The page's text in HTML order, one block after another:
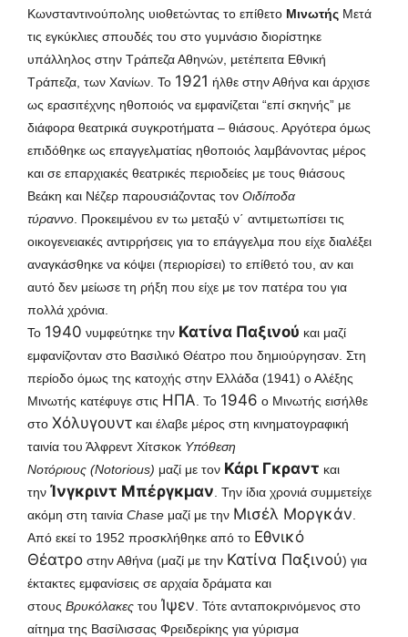
Κωνσταντινούπολης υιοθετώντας το επίθετο Μινωτής Μετά
τις εγκύκλιες σπουδές του στο γυμνάσιο διορίστηκε
υπάλληλος στην Τράπεζα Αθηνών, μετέπειτα Εθνική
Τράπεζα, των Χανίων. Το 1921 ήλθε στην Αθήνα και άρχισε
ως ερασιτέχνης ηθοποιός να εμφανίζεται “επί σκηνής” με
διάφορα θεατρικά συγκροτήματα – θιάσους. Αργότερα όμως
επιδόθηκε ως επαγγελματίας ηθοποιός λαμβάνοντας μέρος
και σε επαρχιακές θεατρικές περιοδείες με τους θιάσους
Βεάκη και Νέζερ παρουσιάζοντας τον Οιδίποδα
τύραννο Προκειμένου εν τω μεταξύ ν΄ αντιμετωπίσει τις
οικογενειακές αντιρρήσεις για το επάγγελμα που είχε διαλέξει
αναγκάσθηκε να κόψει (περιορίσει) το επίθετό του, αν και
αυτό δεν μείωσε τη ρήξη που είχε με τον πατέρα του για
πολλά χρόνια.
Το 1940 νυμφεύτηκε την Κατίνα Παξινού και μαζί
εμφανίζονταν στο Βασιλικό Θέατρο που δημιούργησαν. Στη
περίοδο όμως της κατοχής στην Ελλάδα (1941) ο Αλέξης
Μινωτής κατέφυγε στις ΗΠΑ . Το 1946 ο Μινωτής εισήλθε
στο Χόλυγουντ και έλαβε μέρος στη κινηματογραφική
ταινία του Άλφρεντ Χίτσκοκ Υπόθεση
Νοτόριους (Notorious) μαζί με τον Κάρι Γκραντ και
την Ίνγκριντ Μπέργκμαν . Την ίδια χρονιά συμμετείχε
ακόμη στη ταινία Chase μαζί με την Μισέλ Μοργκάν
Από εκεί το 1952 προσκλήθηκε από το Εθνικό
Θέατρο στην Αθήνα (μαζί με την Κατίνα Παξινού) για
έκτακτες εμφανίσεις σε αρχαία δράματα και
στους Βρυκόλακες του Ίψεν . Τότε ανταποκρινόμενος στο
αίτημα της Βασίλισσας Φρειδερίκης για γύρισμα